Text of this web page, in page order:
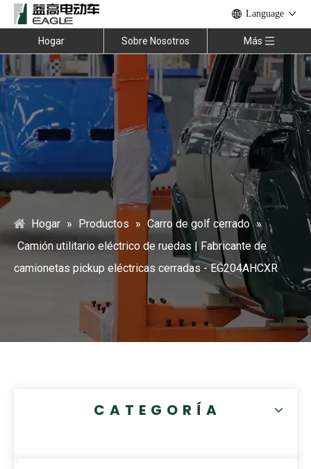
Language
Hogar Sobre Nosotros Más
Hogar » Productos » Carro de golf cerrado »
Camión utilitario eléctrico de ruedas | Fabricante de
camionetas pickup eléctricas cerradas - EG204AHCXR
CATEGORÍA